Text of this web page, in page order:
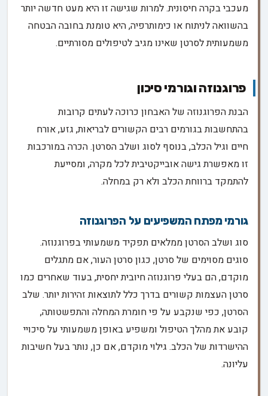
מעכבי בקרה חיסונית. למרות שגישה זו היא מעט חדשה יותר
בהשוואה לניתוח או כימותרפיה, היא טומנת בחובה הבטחה
משמעותית לסרטן שאינו מגיב לטיפולים מסורתיים.
פרוגנוזה וגורמי סיכון
הבנת הפרוגנוזה של האבחון כרוכה לעתים קרובות
בהתחשבות בגורמים רבים הקשורים לבריאות, גזע, אורח
חיים וגיל הכלב, בנוסף לסוג ושלב הסרטן. הכרה במורכבות
זו מאפשרת גישה אובייקטיבית לכל מקרה, ומסייעת
להתמקד ברווחת הכלב ולא רק במחלה.
גורמי מפתח המשפיעים על הפרוגנוזה
סוג ושלב הסרטן ממלאים תפקיד משמעותי בפרוגנוזה.
סוגים מסוימים של סרטן, כגון סרטן העור, אם מתגלים
מוקדם, הם בעלי פרוגנוזה חיובית יחסית, בעוד שאחרים כמו
סרטן העצמות קשורים בדרך כלל לתוצאות זהירות יותר. שלב
הסרטן, כפי שנקבע על פי חומרת המחלה והתפשטותה,
קובע את מהלך הטיפול ומשפיע באופן משמעותי על סיכויי
ההישרדות של הכלב. גילוי מוקדם, אם כן, נותר בעל חשיבות
עליונה.